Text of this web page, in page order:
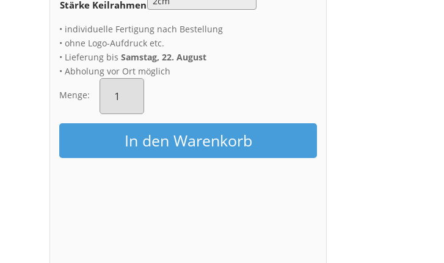
Stärke Keilrahmen
• individuelle Fertigung nach Bestellung
• ohne Logo-Aufdruck etc.
• Lieferung bisSamstag, 22. August
• Abholung vor Ort möglich
Menge:
Leinwand
(01412)
über
Dresden
MengeIn den Warenkorb